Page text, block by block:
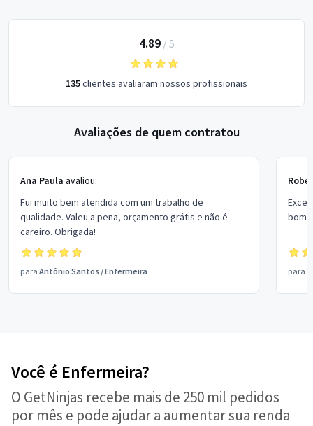
4.89/ 5
135clientes avaliaram nossos profissionais
Avaliações de quem contratou
Ana Paula avaliou:
Fui muito bem atendida com um trabalho de
qualidade. Valeu a pena, orçamento grátis e não é
careiro. Obrigada!
para Antônio Santos /Enfermeira
bom
para
Você é Enfermeira?
O GetNinjas recebe mais de 250 mil pedidos
por mês e pode ajudar a aumentar sua renda